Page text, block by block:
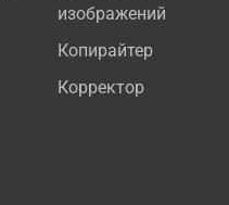
изображений
Копирайтер
Корректор